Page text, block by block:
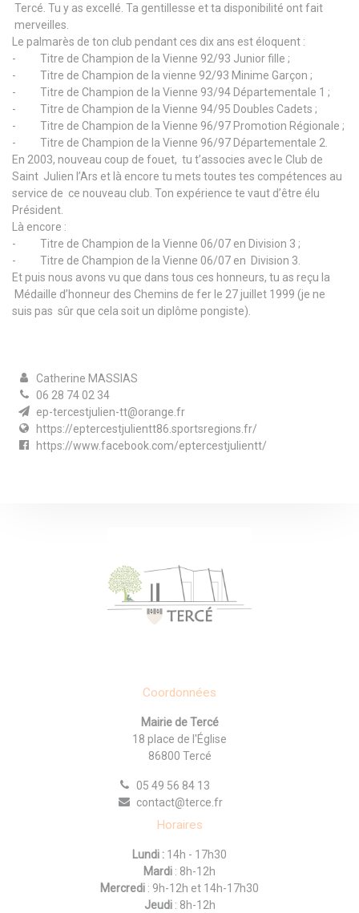
Tercé. Tu y as excellé. Ta gentillesse et ta disponibilité ont fait
merveilles.
Le palmarès de ton club pendant ces dix ans est éloquent :
- Titre de Champion de la Vienne 92/93 Junior fille ;
- Titre de Champion de la vienne 92/93 Minime Garçon ;
- Titre de Champion de la Vienne 93/94 Départementale 1 ;
- Titre de Champion de la Vienne 94/95 Doubles Cadets ;
- Titre de Champion de la Vienne 96/97 Promotion Régionale ;
- Titre de Champion de la Vienne 96/97 Départementale 2.
En 2003, nouveau coup de fouet, tu t’associes avec le Club de
Saint Julien l’Ars et là encore tu mets toutes tes compétences au
service de ce nouveau club. Ton expérience te vaut d’être élu
Président.
Là encore :
- Titre de Champion de la Vienne 06/07 en Division 3 ;
- Titre de Champion de la Vienne 06/07 en Division 3.
Et puis nous avons vu que dans tous ces honneurs, tu as reçu la
Médaille d’honneur des Chemins de fer le 27 juillet 1999 (je ne
suis pas sûr que cela soit un diplôme pongiste).
Catherine MASSIAS
06 28 74 02 34
ep-tercestjulien-tt@orange.fr
https://eptercestjulientt86.sportsregions.fr/
https://www.facebook.com/eptercestjulientt/
Coordonnées
Mairie de Tercé
18 place de l'Église
86800 Tercé
05 49 56 84 13
contact@terce.fr
Horaires
Lundi : 14h - 17h30
Mardi : 8h-12h
Mercredi : 9h-12h et 14h-17h30
Jeudi : 8h-12h